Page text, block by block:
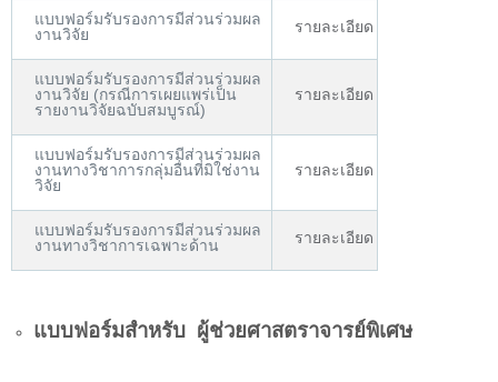
แบบฟอร์มรับรองการมีส่วนร่วมผล
งานวิจัย
รายละเอียด
แบบฟอร์มรับรองการมีส่วนร่วมผล
งานวิจัย (กรณีการเผยแพร่เป็น
รายงานวิจัยฉบับสมบูรณ์)
รายละเอียด
แบบฟอร์มรับรองการมีส่วนร่วมผล
งานทางวิชาการกลุ่มอื่นที่มิใช่งาน
วิจัย
รายละเอียด
แบบฟอร์มรับรองการมีส่วนร่วมผล
งานทางวิชาการเฉพาะด้าน
รายละเอียด
แบบฟอร์มสำหรับ ผู้ช่วยศาสตราจารย์พิเศษ